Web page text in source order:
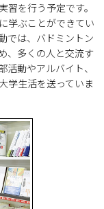
を行う予定です。
学ぶことができてい
では、バドミントン
、多くの人と交流す
動やアルバイト、
学生活を送っていま